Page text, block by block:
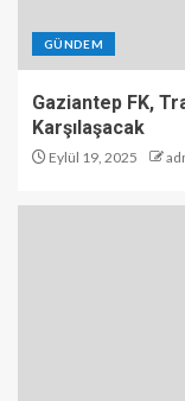
GÜNDEM
Gaziantep FK,
Karşılaşacak
Eylül 19, 2025